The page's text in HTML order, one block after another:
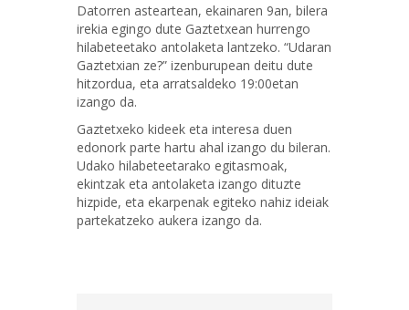
Datorren asteartean, ekainaren 9an, bilera
irekia egingo dute Gaztetxean hurrengo
hilabeteetako antolaketa lantzeko. “Udaran
Gaztetxian ze?” izenburupean deitu dute
hitzordua, eta arratsaldeko 19:00etan
izango da.
Gaztetxeko kideek eta interesa duen
edonork parte hartu ahal izango du bileran.
Udako hilabeteetarako egitasmoak,
ekintzak eta antolaketa izango dituzte
hizpide, eta ekarpenak egiteko nahiz ideiak
partekatzeko aukera izango da.